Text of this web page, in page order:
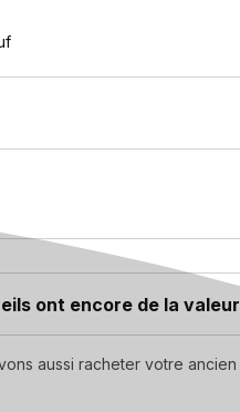
ont encore de la
aussi racheter votre